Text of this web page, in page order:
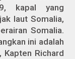
kapal yang
laut Somalia,
Somalia.
ini adalah
Kapten Richard